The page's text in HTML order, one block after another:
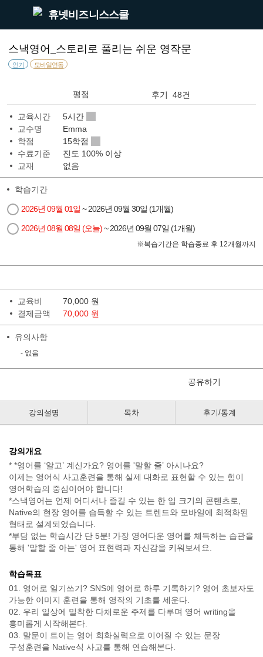
휴넷비즈니스스쿨
스낵영어_스토리로 풀리는 쉬운 영작문
인기 모바일연동
평점 후기 48건
교육시간
5시간
교수명
Emma
학점
15학점
수료기준
진도 100% 이상
교재
없음
학습기간
2026년 09월 01일 ~ 2026년 09월 30일 (1개월)
2026년 08월 08일 (오늘)~ 2026년 09월 07일 (1개월)
※복습기간은 학습종료 후 12개월까지
교육비 70,000 원
결제금액
70,000 원
유의사항
- 없음
공유하기
강의설명 목차 후기/통계
강의개요
* *영어를 ‘알고’ 계신가요? 영어를 '말할 줄’ 아시나요?
이제는 영어식 사고훈련을 통해 실제 대화로 표현할 수 있는 힘이
영어학습의 중심이어야 합니다!
*스낵영어는 언제 어디서나 즐길 수 있는 한 입 크기의 콘텐츠로,
Native의 현장 영어를 습득할 수 있는 트렌드와 모바일에 최적화된
형태로 설계되었습니다.
*부담 없는 학습시간 단 5분! 가장 영어다운 영어를 체득하는 습관을
통해 '말할 줄 아는' 영어 표현력과 자신감을 키워보세요.
학습목표
01. 영어로 일기쓰기? SNS에 영어로 하루 기록하기? 영어 초보자도
가능한 이미지 훈련을 통해 영작의 기초를 세운다.
02. 우리 일상에 밀착한 다채로운 주제를 다루며 영어 writing을
흥미롭게 시작해본다.
03. 말문이 트이는 영어 회화실력으로 이어질 수 있는 문장
구성훈련을 Native식 사고를 통해 연습해본다.